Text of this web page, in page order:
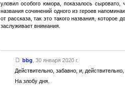
уловил особого юмора, показалось
названия сочинений одного из героев
от рассказа, так это такого названия,
заслуживает внимания.
bbg 30 января 2020 г.
Действительно, забавно, и,
На злобу дня.